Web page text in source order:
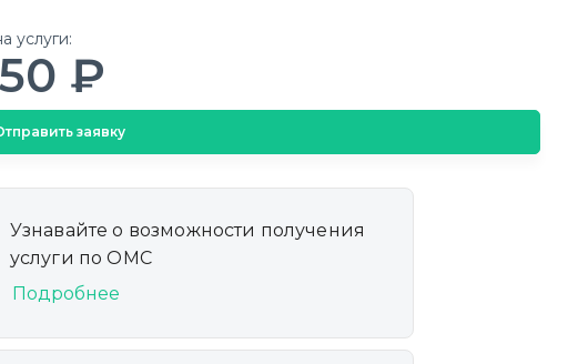
услуги:
₽
заявку
Узнавайте о возможности получения
услуги по ОМС
Подробнее